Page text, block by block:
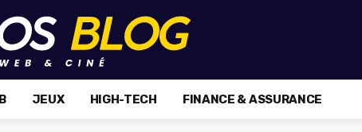
JEUX HIGH-TECH FINANCE & ASSURANCE